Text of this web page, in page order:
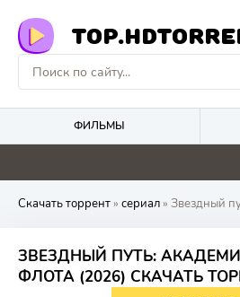
ФИЛЬМЫ
2.9 0
Скачать торрент» сериал» Звездный
ЗВЕЗДНЫЙ ПУТЬ:
ФЛОТА (2026) СКАЧАТЬ